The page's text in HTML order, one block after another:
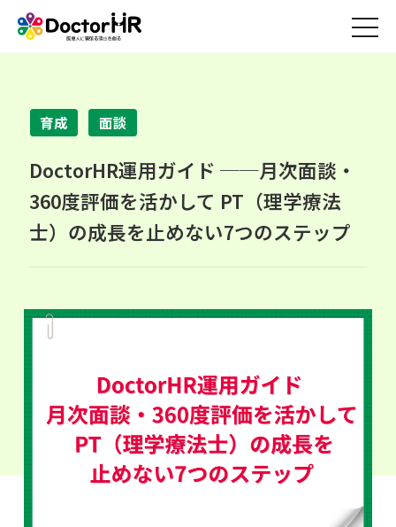
育成 面談
DoctorHR運用ガイド ──月次面談・
360度評価を活かして PT（理学療法
士）の成長を止めない7つのステップ